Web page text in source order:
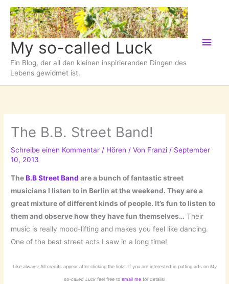
Zum
Inhalt
springen
My so-called Luck
Ein Blog, der all den kleinen inspirierenden Dingen des
Lebens gewidmet ist.
The B.B. Street Band!
Schreibe einen Kommentar / Hören / Von Franzi/ September
10, 2013
TheB.B Street Band are a bunch of fantastic street
musicians I listen to in Berlin at the weekend. They are a
great mixture of different kinds of people. It’s fun to listen to
them and observe how they have fun themselves… Their
music is really mood-lifting and makes you feel like dancing.
One of the best street acts I saw in a long time!
Like always: All credits appear after clicking the links. If you are interested in putting ads on My
so-called Luckfeel free toemail me for details!